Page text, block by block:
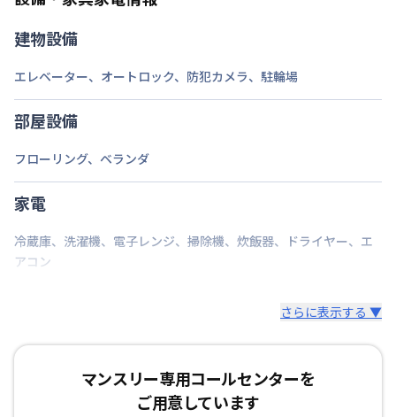
建物設備
エレベーター、 オートロック、 防犯カメラ、 駐輪場
部屋設備
フローリング、 ベランダ
家電
冷蔵庫、 洗濯機、 電子レンジ、 掃除機、 炊飯器、 ドライヤー、 エ
アコン
さらに表示する ▼
マンスリー専用コールセンターを
ご用意しています